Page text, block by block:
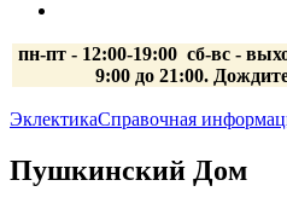
пн-пт - 12:00-19:00 сб-вс -
9:00 до 21:00.
ЭклектикаСправочная
Пушкинский Дом